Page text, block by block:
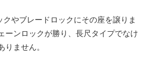
やブレードロックにその座を譲りま
ーンロックが勝り、長尺タイプでなけ
りません。